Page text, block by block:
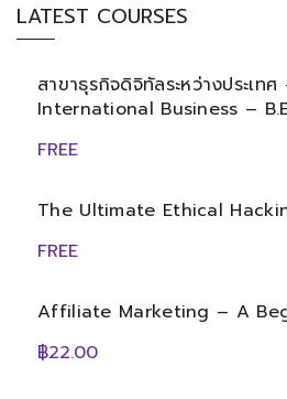
LATEST COURSES
สาขาธุรกิจดิจิทัลระหว่างประเท
International Business –
FREE
The Ultimate Ethical
FREE
Affiliate Marketing – A
฿22.00